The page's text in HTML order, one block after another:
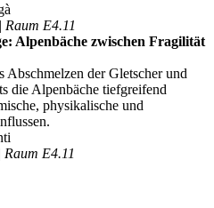
E4.11
Alpenbäche zwischen Fragilität
Abschmelzen der Gletscher und
die Alpenbäche tiefgreifend
physikalische und
E4.11